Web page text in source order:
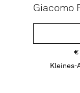
Giacomo
€
Kleines-